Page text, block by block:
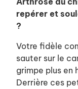
repérer et
?
Votre fidèle
sauter sur le
grimpe plus en
Derrière ces